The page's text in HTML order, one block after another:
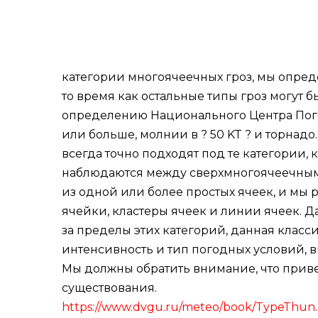
категории многоячеечных гроз, мы
то время как остальные типы гроз могут
определению Национального Центра
или больше, молнии в ? 50 KT ? и торнадо.
всегда точно подходят под те
наблюдаются между
из одной или более простых ячеек, и мы
ячейки, кластеры ячеек и линии ячеек.
за пределы этих категорий, данная
интенсивность и тип погодных условий,
Мы должны обратить внимание, что
существования.
https://www.dvgu.ru/meteo/book/